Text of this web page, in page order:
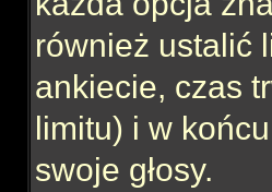
również ustalić
ankiecie, czas
limitu) i w
swoje głosy.